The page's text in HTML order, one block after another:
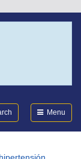
Menu